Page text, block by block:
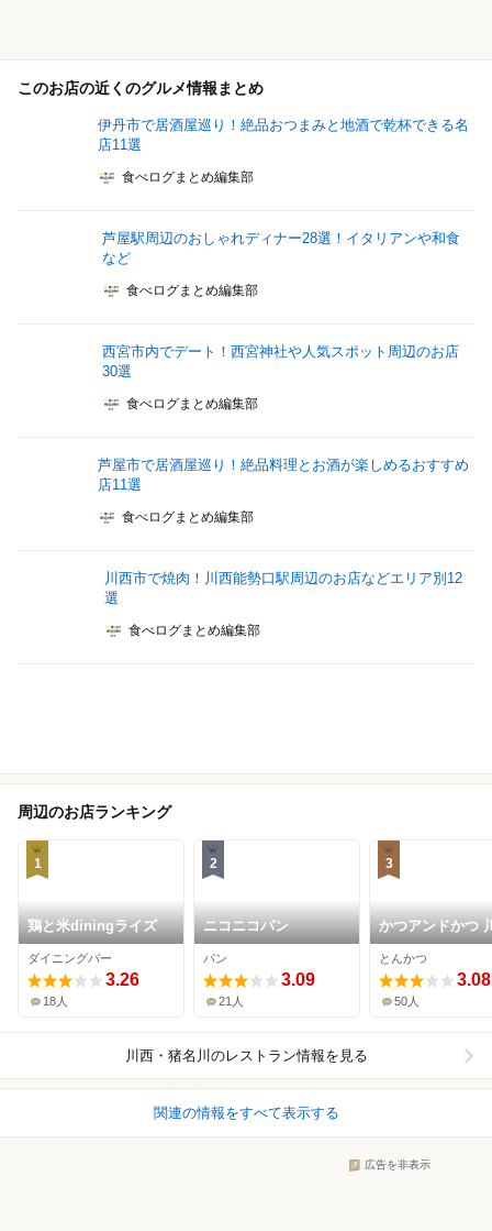
このお店の近くのグルメ情報まとめ
伊丹市で居酒屋巡り！絶品おつまみと地酒で乾杯できる名
店11選
食べログまとめ編集部
芦屋駅周辺のおしゃれディナー28選！イタリアンや和食
など
食べログまとめ編集部
西宮市内でデート！西宮神社や人気スポット周辺のお店
30選
食べログまとめ編集部
芦屋市で居酒屋巡り！絶品料理とお酒が楽しめるおすすめ
店11選
食べログまとめ編集部
川西市で焼肉！川西能勢口駅周辺のお店などエリア別12
選
食べログまとめ編集部
周辺のお店ランキング
1
鶏と米diningライズ
ダイニングバー
3.26
18人
2
ニコニコパン
パン
3.09
21人
3
かつアンドかつ
平野店
とんかつ
3.08
50人
川西・猪名川 のレストラン情報を見る
関連の情報をすべて表示する
広告を非表示